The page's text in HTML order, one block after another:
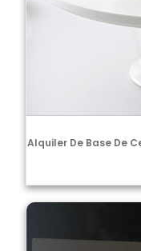
Alquiler De Base De
Rotulos